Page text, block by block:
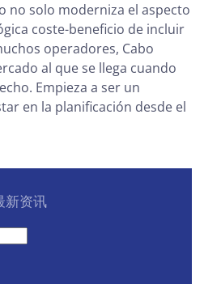
no solo moderniza el aspecto
coste-beneficio de incluir
operadores, Cabo
al que se llega cuando
Empieza a ser un
en la planificación desde el
新资讯